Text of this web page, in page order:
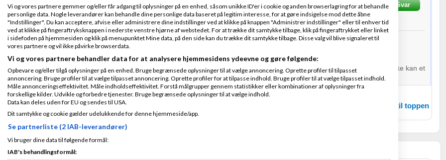
Tilmeldt 11. Jan
Indlæg ialt: 837
Jesper I. P Skrevet22-06-2016kl. 19:50
Gennemsnit5,0 stjerner givet af 1 person
Svar
Prøv atgoogleHTML to excel converter.
http://www.convertcsv.com/html-table-to-csv.htm
ovenståendelinker et af mange værktøjer du vil finde. Prøv dig frem måske kan et
af disse værktøjer hjælpe dig.
Side 1 ud af 1 (4 indlæg)
RSS-feed
Tilbage til toppen
Vi og vores partnere gemmer og/eller får adgang til oplysninger på en enhed, såsom unikke ID'er i cookie og anden browserlagring for at behandle
personlige data. Nogle leverandører kan behandle dine personlige data baseret på legitim interesse, for at gøre indsigelse mod dette åbne
"Indstillinger". Du kan acceptere, afvise eller administrere dine indstillinger ved at klikke på knappen "Administrer indstillinger" eller til enhver tid
ved at klikke på fingeraftryksknappen i nederste venstre hjørne af webstedet. For at trække dit samtykke tilbage, klik på fingeraftrykket eller linket
i sidefoden på hjemmesiden og klik på menupunktet Mine data, på den side kan du trække dit samtykke tilbage. Disse valg vil blive signaleret til
vores partnere og vil ikke påvirke browserdata.
Vi og vores partnere behandler data for at analysere hjemmesidens ydeevne og gøre følgende:
Opbevare og/eller tilgå oplysninger på en enhed. Bruge begrænsede oplysninger til at vælge annoncering. Oprette profiler til tilpasset
annoncering. Bruge profiler til at vælge tilpasset annoncering. Oprette profiler for at tilpasse indhold. Bruge profiler til at vælge tilpasset indhold.
Måle annonceringseffektivitet. Måle indholdseffektivitet. Forstå målgrupper gennem statistikker eller kombinationer af oplysninger fra
forskellige kilder. Udvikle og forbedre tjenester. Bruge begrænsede oplysninger til at vælge indhold.
Data kan deles uden for EU og sendes til USA.
Dit samtykke og cookie gælder udelukkende for denne hjemmeside/app.
Se partnerliste (2 IAB-leverandører)
Vi bruger dine data til følgende formål:
IAB's behandlingsformål: